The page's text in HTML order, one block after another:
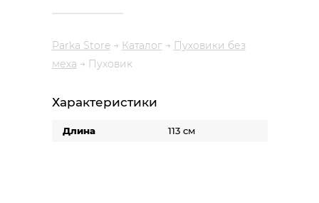
Parka Store→ Каталог→ Пуховики без
меха → Пуховик
Характеристики
Длина 113 см